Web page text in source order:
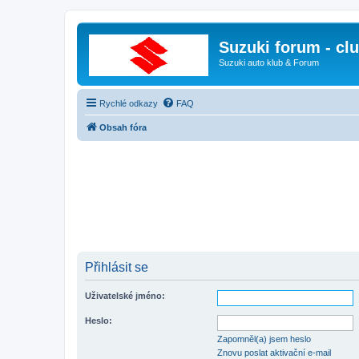
Suzuki forum -
Suzuki auto klub & Forum
Rychlé odkazy FAQ
Obsah fóra
Přihlásit se
Uživatelské jméno:
Heslo:
Zapomněl(a) jsem heslo
Znovu poslat aktivační e-mail